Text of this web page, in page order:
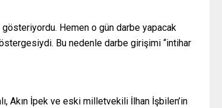
gösteriyordu. Hemen o gün darbe yapacak
Bu nedenle darbe girişimi “intihar
Akın İpek ve eski milletvekili İlhan İşbilen’in